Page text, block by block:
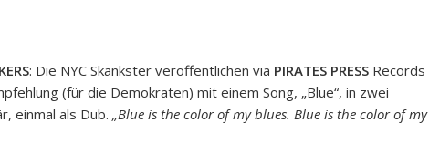
: Die NYC Skankster veröffentlichen via PIRATES PRESS Records
(für die Demokraten) mit einem Song, „Blue“, in zwei
einmal als Dub.„Blue is the color of my blues. Blue is the color of my